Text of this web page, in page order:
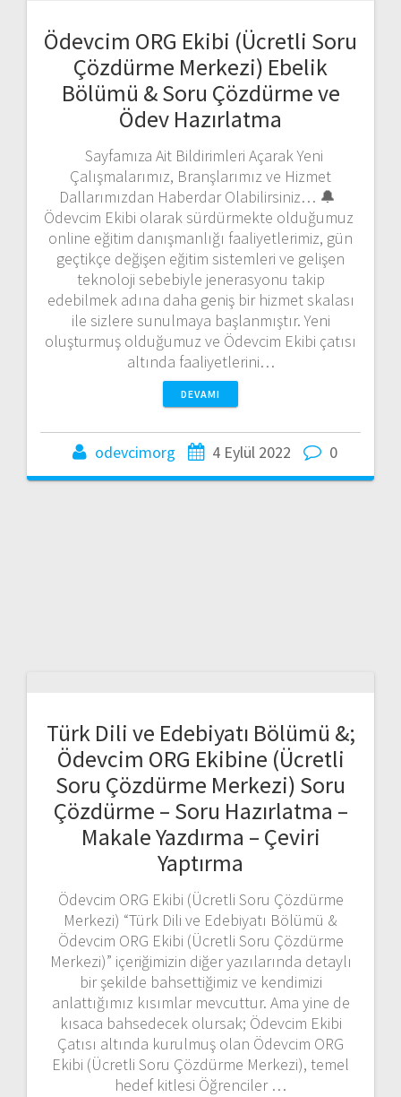
Ödevcim ORG Ekibi (Ücretli Soru
Çözdürme Merkezi) Ebelik
Bölümü & Soru Çözdürme ve
Ödev Hazırlatma
Sayfamıza Ait Bildirimleri Açarak Yeni
Çalışmalarımız, Branşlarımız ve Hizmet
Dallarımızdan Haberdar Olabilirsiniz… 🔔
Ödevcim Ekibi olarak sürdürmekte olduğumuz
online eğitim danışmanlığı faaliyetlerimiz, gün
geçtikçe değişen eğitim sistemleri ve gelişen
teknoloji sebebiyle jenerasyonu takip
edebilmek adına daha geniş bir hizmet skalası
ile sizlere sunulmaya başlanmıştır. Yeni
oluşturmuş olduğumuz ve Ödevcim Ekibi çatısı
altında faaliyetlerini…
DEVAMI
odevcimorg 4 Eylül 2022 0
Türk Dili ve Edebiyatı Bölümü &;
Ödevcim ORG Ekibine (Ücretli
Soru Çözdürme Merkezi) Soru
Çözdürme – Soru Hazırlatma –
Makale Yazdırma – Çeviri
Yaptırma
Ödevcim ORG Ekibi (Ücretli Soru Çözdürme
Merkezi) “Türk Dili ve Edebiyatı Bölümü &
Ödevcim ORG Ekibi (Ücretli Soru Çözdürme
Merkezi)” içeriğimizin diğer yazılarında detaylı
bir şekilde bahsettiğimiz ve kendimizi
anlattığımız kısımlar mevcuttur. Ama yine de
kısaca bahsedecek olursak; Ödevcim Ekibi
Çatısı altında kurulmuş olan Ödevcim ORG
Ekibi (Ücretli Soru Çözdürme Merkezi), temel
hedef kitlesi Öğrenciler …